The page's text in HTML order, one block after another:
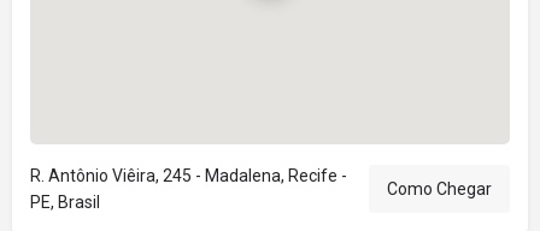
R. Antônio Viêira, 245 - Madalena, Recife -
PE, Brasil
Como Chegar